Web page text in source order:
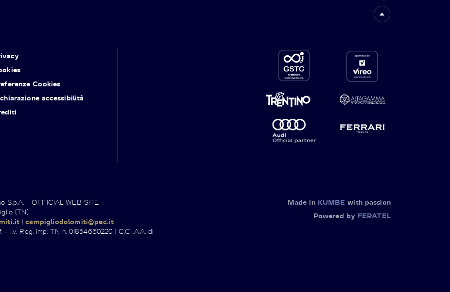
Cookies
accessibilità
S.p.A. - OFFICIAL WEB SITE
(TN)
|campigliodolomiti@pec.it
i.v. Reg. Imp. TN n. 01854660220 | C.C.I.A.A. di
Made in KUMBE with passion
Powered by FERATEL